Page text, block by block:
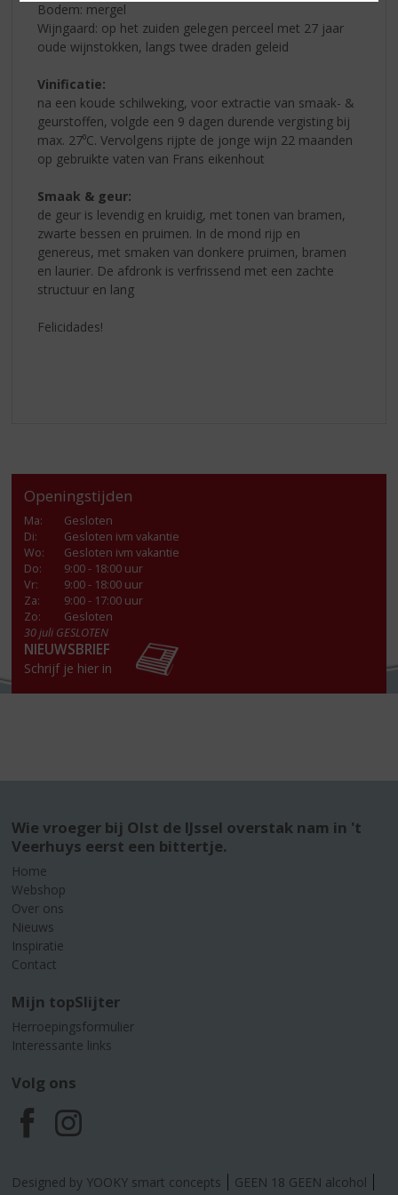
Bodem: mergel
Wijngaard: op het zuiden gelegen perceel met 27 jaar
oude wijnstokken, langs twee draden geleid
Vinificatie:
na een koude schilweking, voor extractie van smaak- &
geurstoffen, volgde een 9 dagen durende vergisting bij
max. 27⁰C. Vervolgens rijpte de jonge wijn 22 maanden
op gebruikte vaten van Frans eikenhout
Smaak & geur:
de geur is levendig en kruidig, met tonen van bramen,
zwarte bessen en pruimen. In de mond rijp en
genereus, met smaken van donkere pruimen, bramen
en laurier. De afdronk is verfrissend met een zachte
structuur en lang
Felicidades!
Openingstijden
Ma:
Gesloten
Di:
Gesloten ivm vakantie
Wo:
Gesloten ivm vakantie
Do:
9:00 - 18:00 uur
Vr:
9:00 - 18:00 uur
Za:
9:00 - 17:00 uur
Zo:
Gesloten
30 juli GESLOTEN
NIEUWSBRIEF
Schrijf je hier in
Wie vroeger bij Olst de IJssel overstak nam in 't
Veerhuys eerst een bittertje.
Home
Webshop
Over ons
Nieuws
Inspiratie
Contact
Mijn topSlijter
Herroepingsformulier
Interessante links
Volg ons
F
a
I
n
Designed by YOOKY smart concepts GEEN 18 GEEN alcohol